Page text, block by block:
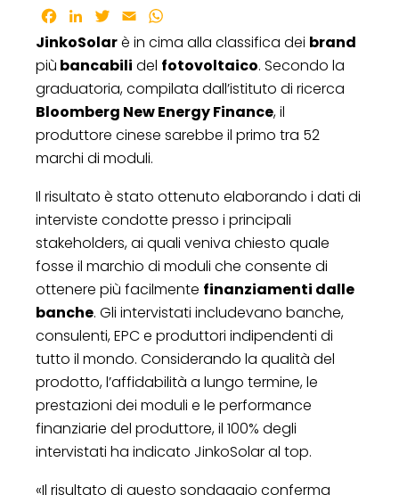
Facebook
LinkedInTwitter
Email
JinkoSolarè in cima alla classifica dei brand
più bancabili del fotovoltaico. Secondo la
graduatoria, compilata dall’istituto di ricerca
Bloomberg New Energy Finance, il
produttore cinese sarebbe il primo tra 52
marchi di moduli.
Il risultato è stato ottenuto elaborando i dati di
interviste condotte presso i principali
stakeholders, ai quali veniva chiesto quale
fosse il marchio di moduli che consente di
ottenere più facilmente finanziamenti dalle
banche. Gli intervistati includevano banche,
consulenti, EPC e produttori indipendenti di
tutto il mondo. Considerando la qualità del
prodotto, l’affidabilità a lungo termine, le
prestazioni dei moduli e le performance
finanziarie del produttore, il 100% degli
intervistati ha indicato JinkoSolar al top.
«Il risultato di questo sondaggio conferma